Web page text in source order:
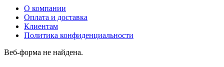
О компании
Оплата и доставка
Клиентам
Политика конфиденциальности
Веб-форма не найдена.